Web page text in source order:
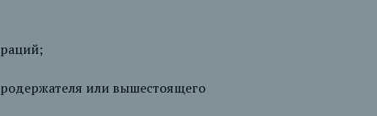
или вышестоящего